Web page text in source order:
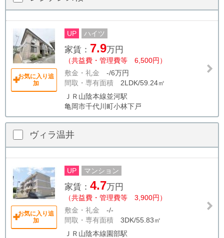
お気に入り追
加
UP ハイツ
家賃： 7.9万円
（共益費・管理費等 6,500円）
敷金・礼金 -/6万円
間取・専有面積 2LDK/59.24㎡
ＪＲ山陰本線並河駅
亀岡市千代川町小林下戸
ヴィラ温井
お気に入り追
加
UP マンション
家賃： 4.7万円
（共益費・管理費等 3,900円）
敷金・礼金 -/-
間取・専有面積 3DK/55.83㎡
ＪＲ山陰本線園部駅